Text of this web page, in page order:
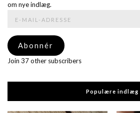
om nye indlæg.
adresse
Abonnér
Join 37 other subscribers
Populære indlæg